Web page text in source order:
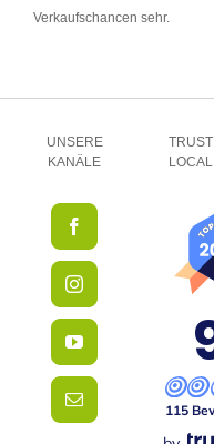
Verkaufschancen sehr.
UNSERE
KANÄLE
TRUST
LOCAL
115